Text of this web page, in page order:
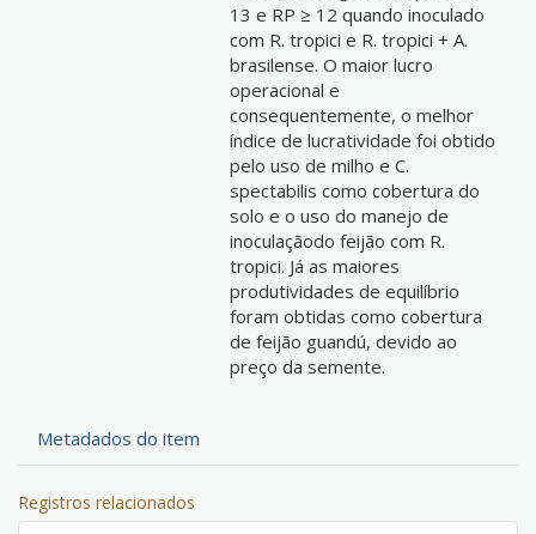
13 e RP ≥ 12 quando inoculado
com R. tropici e R. tropici + A.
brasilense. O maior lucro
operacional e
consequentemente, o melhor
índice de lucratividade foi obtido
pelo uso de milho e C.
spectabilis como cobertura do
solo e o uso do manejo de
inoculaçãodo feijão com R.
tropici. Já as maiores
produtividades de equilíbrio
foram obtidas como cobertura
de feijão guandú, devido ao
preço da semente.
Metadados do item
Registros relacionados